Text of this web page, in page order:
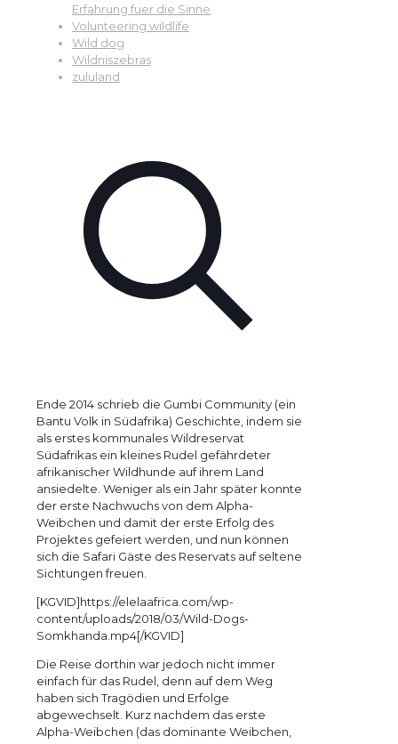
Erfahrung fuer die Sinne
Volunteering wildlife
Wild dog
Wildniszebras
zululand
Ende 2014 schrieb die Gumbi Community (ein
Bantu Volk in Südafrika) Geschichte, indem sie
als erstes kommunales Wildreservat
Südafrikas ein kleines Rudel gefährdeter
afrikanischer Wildhunde auf ihrem Land
ansiedelte. Weniger als ein Jahr später konnte
der erste Nachwuchs von dem Alpha-
Weibchen und damit der erste Erfolg des
Projektes gefeiert werden, und nun können
sich die Safari Gäste des Reservats auf seltene
Sichtungen freuen.
[KGVID]https://elelaafrica.com/wp-
content/uploads/2018/03/Wild-Dogs-
Somkhanda.mp4[/KGVID]
Die Reise dorthin war jedoch nicht immer
einfach für das Rudel, denn auf dem Weg
haben sich Tragödien und Erfolge
abgewechselt. Kurz nachdem das erste
Alpha-Weibchen (das dominante Weibchen,